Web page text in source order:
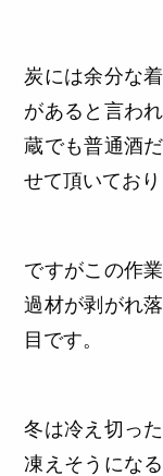
炭には余分な
があると言わ
蔵でも普通酒
せて頂いており
ですがこの作
過材が剥がれ
目です。
冬は冷え切っ
凍えそうにな